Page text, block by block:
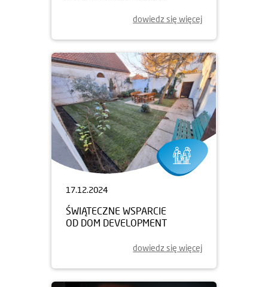
dowiedz się więcej
17.12.2024
ŚWIĄTECZNE WSPARCIE
OD DOM DEVELOPMENT
dowiedz się więcej